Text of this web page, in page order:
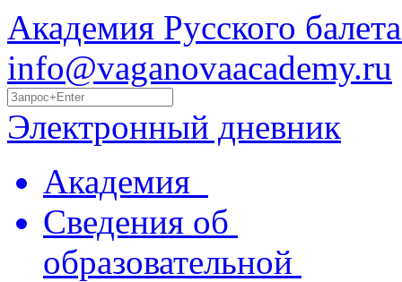
Академия Русского
info@vaganovaacademy.ru
Электронный дневник
Академия
Сведения об
образовательной